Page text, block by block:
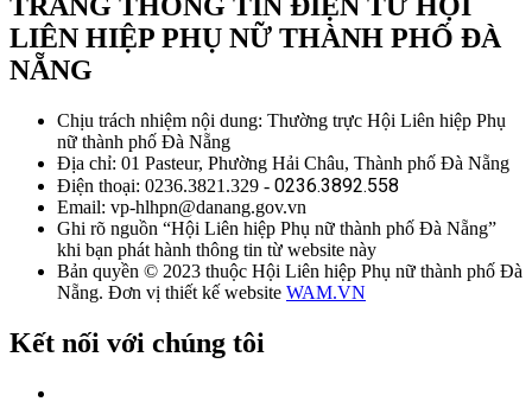
TRANG THÔNG TIN ĐIỆN TỬ HỘI
LIÊN HIỆP PHỤ NỮ THÀNH PHỐ ĐÀ
NẴNG
Chịu trách nhiệm nội dung: Thường trực Hội Liên hiệp Phụ
nữ thành phố Đà Nẵng
Địa chỉ: 01 Pasteur, Phường Hải Châu, Thành phố Đà Nẵng
Điện thoại: 0236.3821.329 - 0236.3892.558
Email: vp-hlhpn@danang.gov.vn
Ghi rõ nguồn “Hội Liên hiệp Phụ nữ thành phố Đà Nẵng”
khi bạn phát hành thông tin từ website này
Bản quyền © 2023 thuộc Hội Liên hiệp Phụ nữ thành phố Đà
Nẵng. Đơn vị thiết kế website WAM.VN
Kết nối với chúng tôi